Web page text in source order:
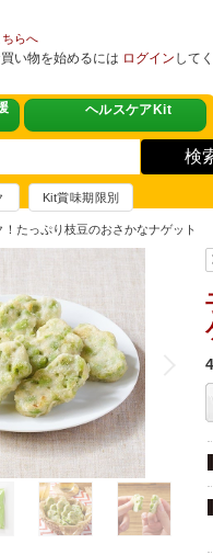
ちらへ
い物を始めるには ログイン して
ャンス
大集合
肉吸い
〆
ッチン雑貨
点登場
の緊急支援
い中
ヘルスケアKit
ヘルスケアKit
健康サポート食品
3品作れるバランス
検
Kit賞味期限別
！たっぷり枝豆のおさかなナゲット